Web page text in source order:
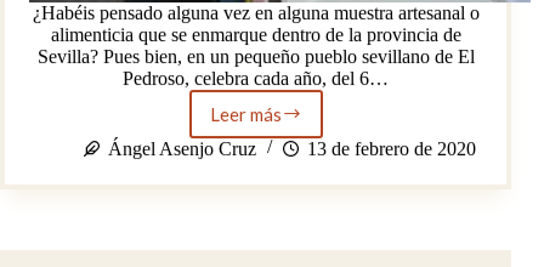
¿Habéis pensado alguna vez en alguna muestra artesanal o
alimenticia que se enmarque dentro de la provincia de
Sevilla? Pues bien, en un pequeño pueblo sevillano de El
Pedroso, celebra cada año, del 6…
Leer más
En
un
de
de
Ángel Asenjo Cruz 13 de febrero de 2020